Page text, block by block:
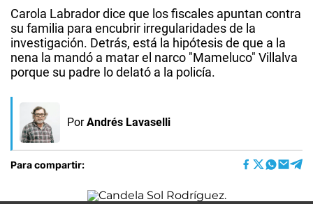
Carola Labrador dice que los fiscales apuntan contra
su familia para encubrir irregularidades de la
investigación. Detrás, está la hipótesis de que a la
nena la mandó a matar el narco "Mameluco" Villalva
porque su padre lo delató a la policía.
Por Andrés Lavaselli
Para compartir: